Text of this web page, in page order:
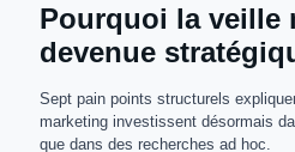
Pourquoi la veille
devenue
Sept pain points structurels
marketing investissent désormais
que dans des recherches ad hoc.